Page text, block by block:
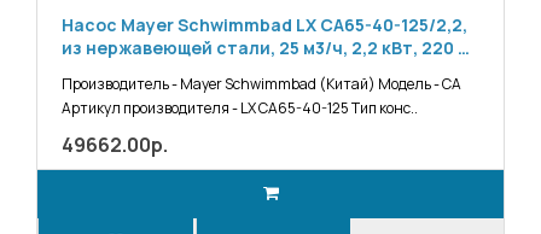
Насос Mayer Schwimmbad LX CA65-40-125/2,2,
из нержавеющей стали, 25 м3/ч, 2,2 кВт, 220 В,
Производитель - Mayer Schwimmbad (Китай) Модель - CA
Артикул производителя - LX CA65-40-125 Тип конс..
49662.00р.